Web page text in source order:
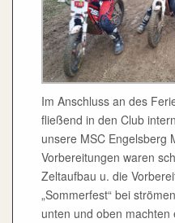
Im Anschluss an des
fließend in den Club
unsere MSC Engelsberg
Vorbereitungen waren
Zeltaufbau u. die
„Sommerfest“ bei
unten und oben